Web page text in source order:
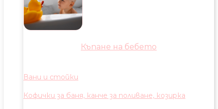
Къпане на бебето
Вани и стойки
Кофички за баня, канче за поливане, козирка